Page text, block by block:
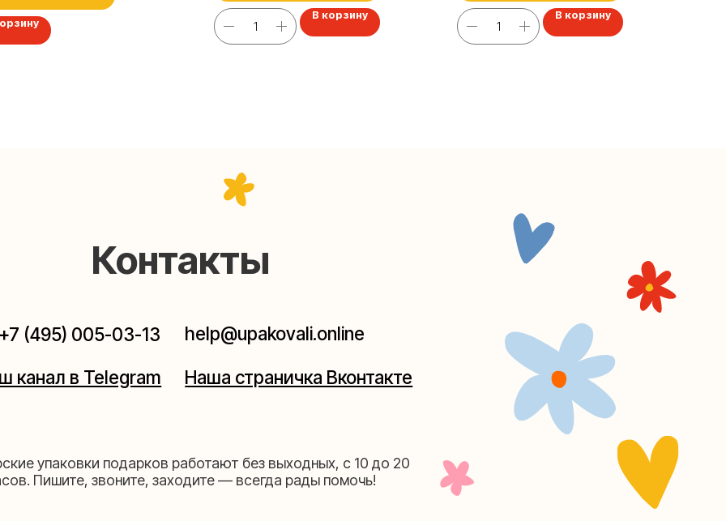
В корзину В корзину
Мастерская на Таганке
13 +7 (980) 156-03-13
help@upakovali.online